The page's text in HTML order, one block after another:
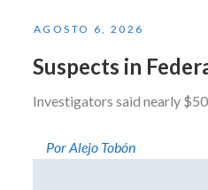
AGOSTO 6, 2026
Suspects in
Investigators said nearly
Por Alejo Tobón